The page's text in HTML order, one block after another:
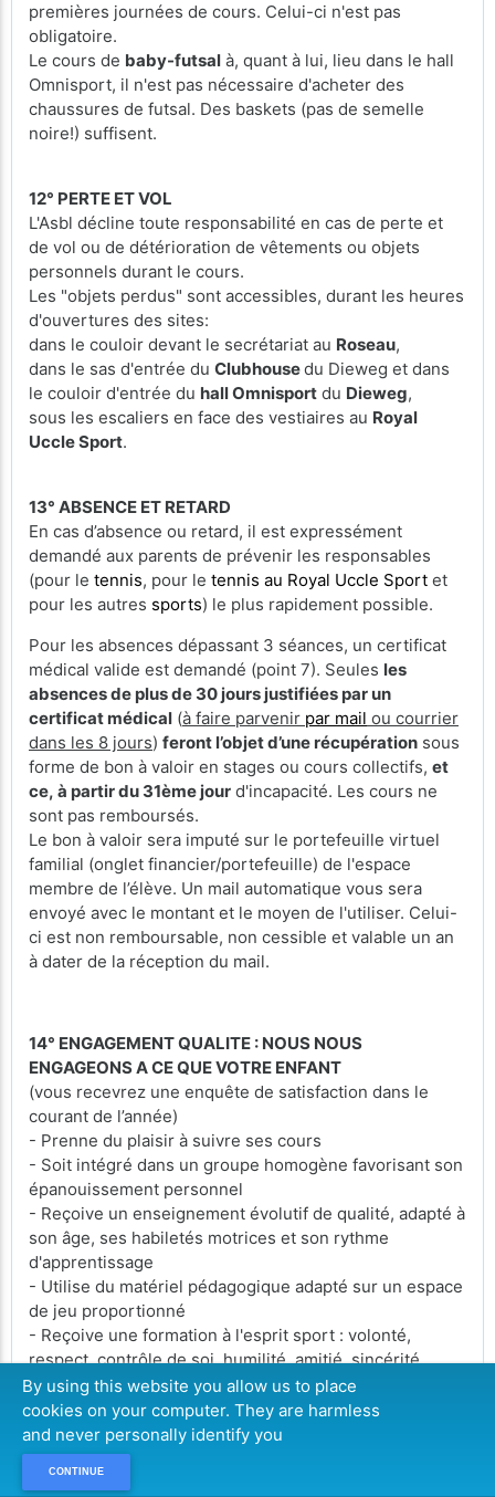
premières journées de cours. Celui-ci n'est pas
obligatoire.
Le cours de baby-futsal à, quant à lui, lieu dans le hall
Omnisport, il n'est pas nécessaire d'acheter des
chaussures de futsal. Des baskets (pas de semelle
noire!) suffisent.
12° PERTE ET VOL
L'Asbl décline toute responsabilité en cas de perte et
de vol ou de détérioration de vêtements ou objets
personnels durant le cours.
Les "objets perdus" sont accessibles, durant les heures
d'ouvertures des sites:
dans le couloir devant le secrétariat au Roseau,
dans le sas d'entrée du Clubhousedu Dieweg et dans
le couloir d'entrée du hall Omnisport du Dieweg,
sous les escaliers en face des vestiaires au Royal
Uccle Sport.
13° ABSENCE ET RETARD
En cas d’absence ou retard, il est expressément
demandé aux parents de prévenir les responsables
(pour le tennis, pour le tennis au Royal Uccle Sport et
pour les autres sports) le plus rapidement possible.
Pour les absences dépassant 3 séances, un certificat
médical valide est demandé (point 7). Seules les
absences de plus de 30 jours justifiées par un
certificat médical (à faire parvenir par mail ou courrier
dans les 8 jours) feront l’objet d’une récupération sous
forme de bon à valoir en stages ou cours collectifs, et
ce, à partir du 31ème jour d'incapacité. Les cours ne
sont pas remboursés.
Le bon à valoir sera imputé sur le portefeuille virtuel
familial (onglet financier/portefeuille) de l'espace
membre de l’élève. Un mail automatique vous sera
envoyé avec le montant et le moyen de l'utiliser. Celui-
ci est non remboursable, non cessible et valable un an
à dater de la réception du mail.
14° ENGAGEMENT QUALITE : NOUS NOUS
ENGAGEONS A CE QUE VOTRE ENFANT
(vous recevrez une enquête de satisfaction dans le
courant de l’année)
- Prenne du plaisir à suivre ses cours
- Soit intégré dans un groupe homogène favorisant son
épanouissement personnel
- Reçoive un enseignement évolutif de qualité, adapté à
son âge, ses habiletés motrices et son rythme
d'apprentissage
- Utilise du matériel pédagogique adapté sur un espace
de jeu proportionné
- Reçoive une formation à l'esprit sport : volonté,
respect, contrôle de soi, humilité, amitié, sincérité,
courage,...
15° DROIT A L'IMAGE
L’encadrement est amené à prendre des photos ou des
vidéos de vos enfants lors des activités afin de les
By using this website you allow us to place
cookies on your computer. They are harmless
and never personally identify you
CONTINUE